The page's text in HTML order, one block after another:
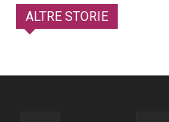
ALTRE STORIE